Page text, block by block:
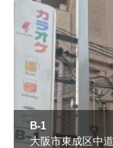
橙
大阪市生野区田